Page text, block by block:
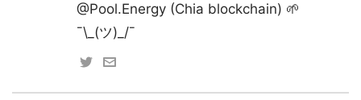
@Pool.Energy (Chia blockchain) 🌱
¯\_(ツ)_/¯